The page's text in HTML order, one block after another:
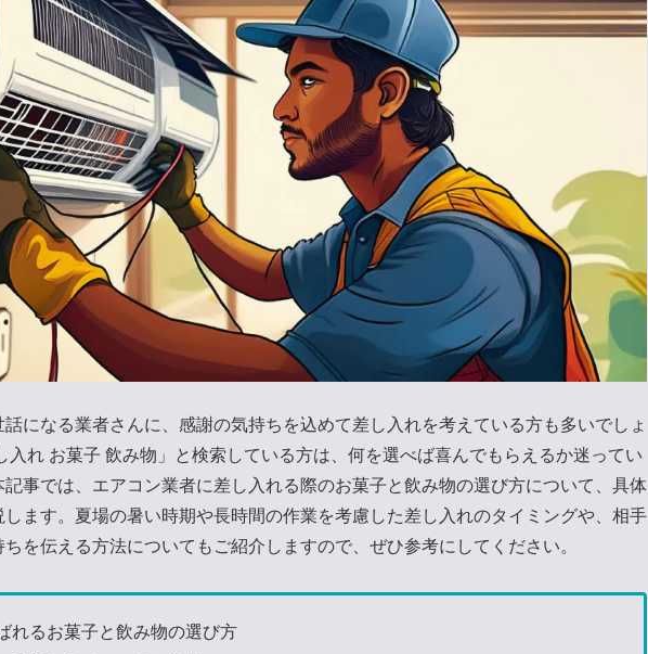
になる業者さんに、感謝の気持ちを込めて差し入れを考えている方も多いでしょ
入れ お菓子 飲み物」と検索している方は、何を選べば喜んでもらえるか迷ってい
事では、エアコン業者に差し入れる際のお菓子と飲み物の選び方について、具体
ます。夏場の暑い時期や長時間の作業を考慮した差し入れのタイミングや、相手
を伝える方法についてもご紹介しますので、ぜひ参考にしてください。
れるお菓子と飲み物の選び方